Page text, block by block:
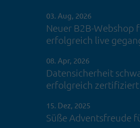
03. Aug, 2026
Neuer B2B-Webshop
erfolgreich live
08. Apr, 2026
Datensicherheit
erfolgreich zertifiziert
15. Dez, 2025
Süße Adventsfreude